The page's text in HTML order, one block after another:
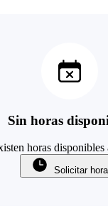
Sin horas
horas disponibles
Solicitar hora